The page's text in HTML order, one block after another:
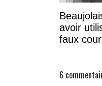
avoir
faux
6